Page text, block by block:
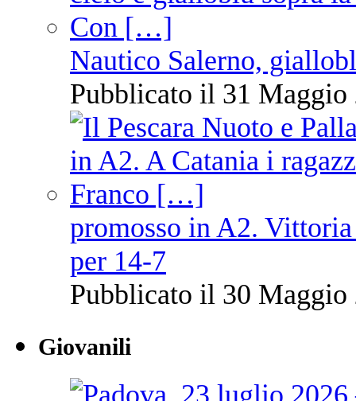
Nautico Salerno,
Pubblicato il 31 Maggio
promosso in A2.
per 14-7
Pubblicato il 30 Maggio
Giovanili